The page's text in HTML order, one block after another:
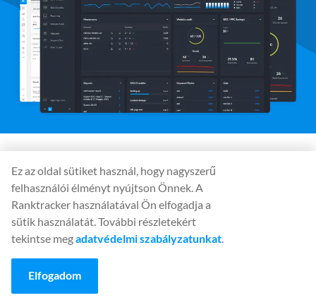
Közösségi média
Eszközök
Rank Tracker
Keyword Finder
Ez az oldal sütiket használ, hogy nagyszerű
felhasználói élményt nyújtson Önnek. A
Ranktracker használatával Ön elfogadja a
sütik használatát. További részletekért
tekintse megadatvédelmi szabályzatunkat.
Elfogadom